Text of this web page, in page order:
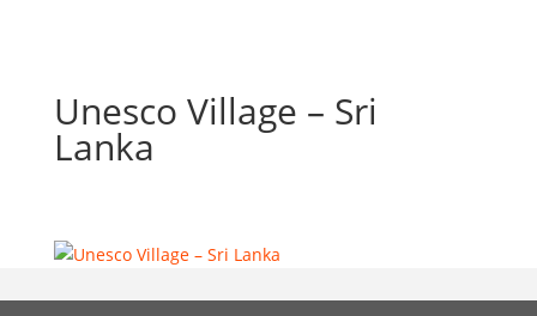
Unesco Village – Sri
Lanka